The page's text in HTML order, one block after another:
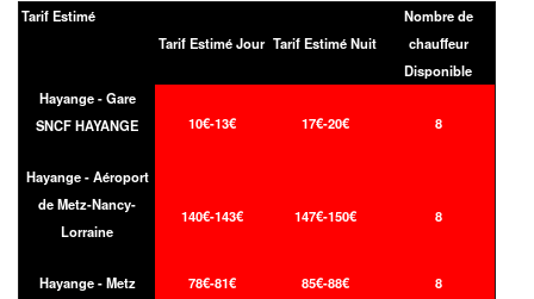
Tarif Estimé
Tarif Estimé Jour Tarif Estimé Nuit
Nombre de
chauffeur
Disponible
Hayange - Gare
SNCF HAYANGE
10€-13€ 17€-20€ 8
Hayange - Aéroport
de Metz-Nancy-
Lorraine
140€-143€ 147€-150€ 8
Hayange - Metz 78€-81€ 85€-88€
8